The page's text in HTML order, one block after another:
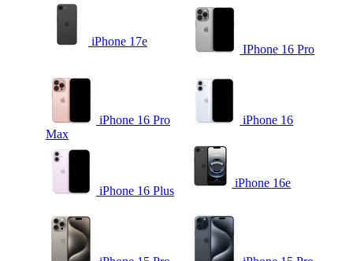
iPhone 17e
IPhone 16 Pro
iPhone 16 Pro
Max
iPhone 16
iPhone 16 Plus
iPhone 16e